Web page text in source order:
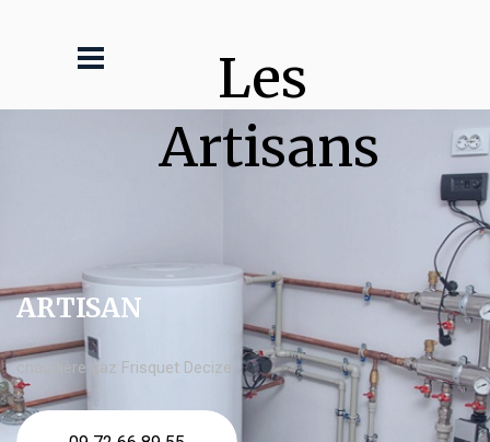
Les
Artisans
ARTISAN
chaudière gaz Frisquet Decize